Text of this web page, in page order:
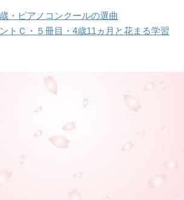
・ピアノコンクールの選曲
トＣ・５冊目・4歳11ヵ月と花まる学習